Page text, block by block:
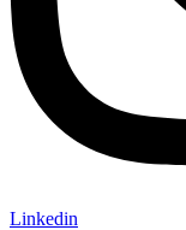
Linkedin